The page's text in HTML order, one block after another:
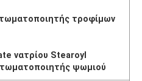
τροφίμων
νατρίου Stearoyl
ψωμιού